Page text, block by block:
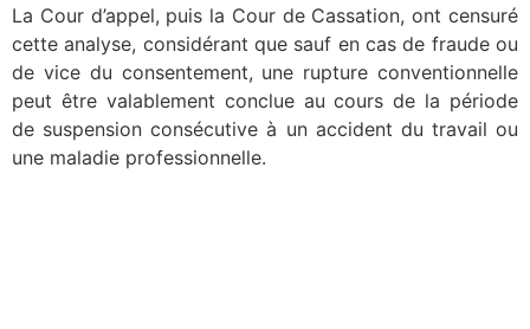
La Cour d’appel, puis la Cour de Cassation, ont censuré
cette analyse, considérant que sauf en cas de fraude ou
de vice du consentement, une rupture conventionnelle
peut être valablement conclue au cours de la période
de suspension consécutive à un accident du travail ou
une maladie professionnelle.